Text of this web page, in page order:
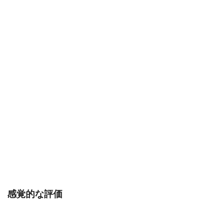
感覚的な評価